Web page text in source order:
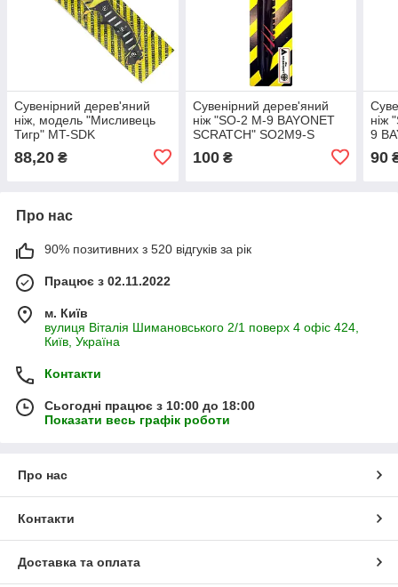
Сувенірний дерев'яний
ніж, модель "Мисливець
Тигр" MT-SDK
88,20 ₴
Сувенірний дерев'яний
ніж "SO-2 M-9 BAYONET
SCRATCH" SO2M9-S
100₴
ніж
9
90
Про нас
90% позитивних з 520 відгуків за рік
Працює з 02.11.2022
м. Київ
вулиця Віталія Шимановського 2/1 поверх 4 офіс 424,
Київ, Україна
Контакти
Сьогодні працює з 10:00 до 18:00
Показати весь графік роботи
Про нас
Контакти
Доставка та оплата